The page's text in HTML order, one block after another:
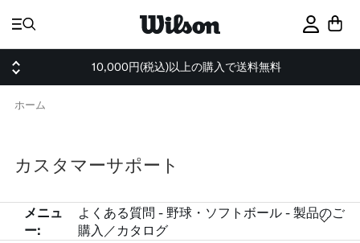
10,000円(税込)以上の購入で送料無料
サイン
ホーム
カスタマーサポート
メニュ
ー:
よくある質問 - 野球・ソフトボール - 製品のご
購入／カタログ